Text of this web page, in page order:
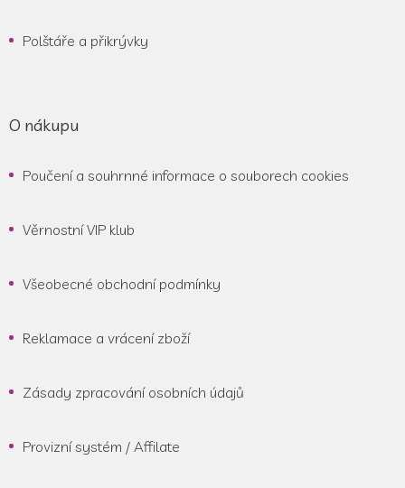
Polštáře a přikrývky
O nákupu
Poučení a souhrnné informace o souborech cookies
Věrnostní VIP klub
Všeobecné obchodní podmínky
Reklamace a vrácení zboží
Zásady zpracování osobních údajů
Provizní systém / Affilate